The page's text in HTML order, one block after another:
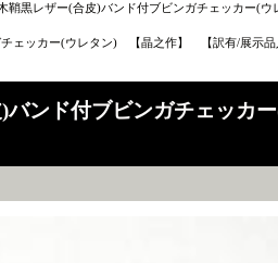
黒レザー(合皮)バンド付ブビンガチェッカー(
ェッカー(ウレタン) 【晶之作】 【訳有/展示
ンド付ブビンガチェッカ